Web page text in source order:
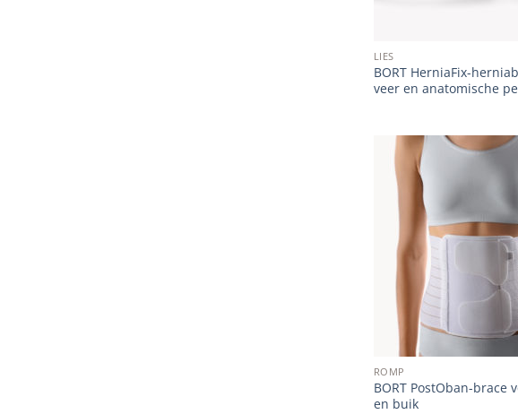
LIES
BORT HerniaFix-
veer en anatomische
ROMP
BORT PostOban-brace
en buik